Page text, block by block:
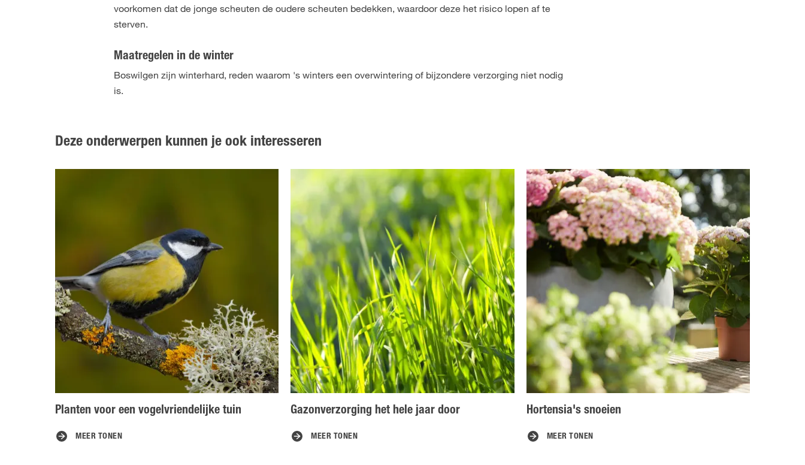
voorkomen dat de jonge scheuten de oudere scheuten bedekken, waardoor deze het risico lopen af te
sterven.
Maatregelen in de winter
Boswilgen zijn winterhard, reden waarom 's winters een overwintering of bijzondere verzorging niet nodig
is.
Deze onderwerpen kunnen je ook interesseren
Planten voor een vogelvriendelijke tuin
MEER TONEN
Gazonverzorging het hele jaar door
MEER TONEN
Hortensia's snoeien
MEER TONEN